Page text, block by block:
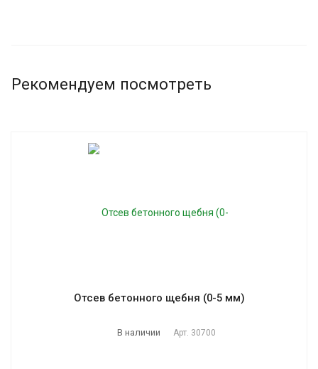
Рекомендуем посмотреть
Отсев бетонного щебня (0-5 мм)
В наличии Арт. 30700